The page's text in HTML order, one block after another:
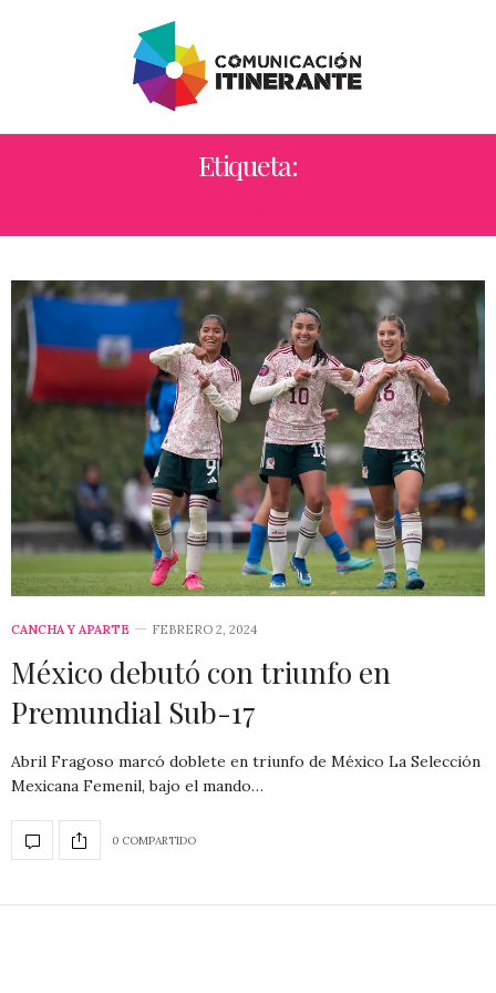
Etiqueta:
CANCHA Y APARTE FEBRERO 2, 2024
México debutó con triunfo en
Premundial Sub-17
Abril Fragoso marcó doblete en triunfo de México La Selección
Mexicana Femenil, bajo el mando…
0 COMPARTIDO